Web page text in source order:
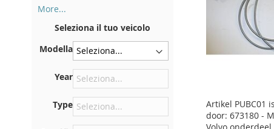
Artikel PUBC01
door: 673180 -
More...
retro del certificato di
immatricolazione. E anche in
macchina
Sulla piastra inferiore del
sedile anteriore destro
Centrare contro la paratia
sotto il cofano
Seleziona il tuo veicolo
Modella
Year
Type